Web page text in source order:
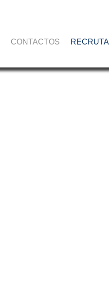
CONTACTOS